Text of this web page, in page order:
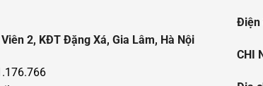
2, KĐT Đặng Xá, Gia Lâm, Hà Nội
Điện
CHI